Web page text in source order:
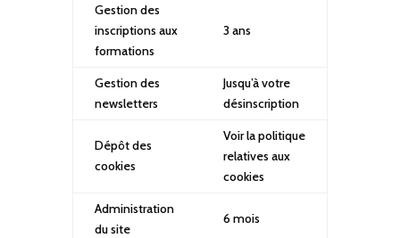
Gestion des
inscriptions aux
formations
3 ans
Gestion des
newsletters
Jusqu’à votre
désinscription
Dépôt des
cookies
Voir la politique
relatives aux
cookies
Administration
du site
6 mois